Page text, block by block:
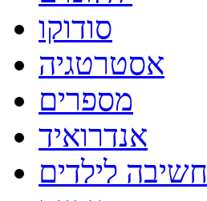
סודוקו
אסטרטגיה
מספרים
אנדרואיד
חשיבה לילדים